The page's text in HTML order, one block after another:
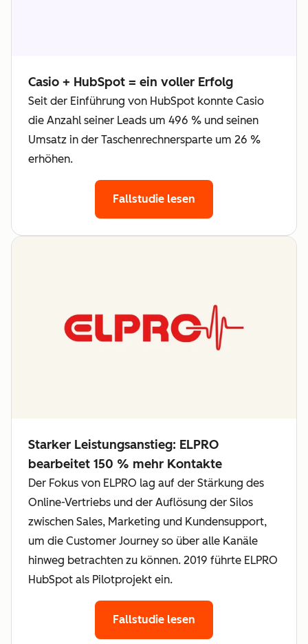
Casio + HubSpot = ein voller Erfolg
Seit der Einführung von HubSpot konnte Casio
die Anzahl seiner Leads um 496 % und seinen
Umsatz in der Taschenrechnersparte um 26 %
erhöhen.
Fallstudie lesen
Starker Leistungsanstieg: ELPRO
bearbeitet 150 % mehr Kontakte
Der Fokus von ELPRO lag auf der Stärkung des
Online-Vertriebs und der Auflösung der Silos
zwischen Sales, Marketing und Kundensupport,
um die Customer Journey so über alle Kanäle
hinweg betrachten zu können. 2019 führte ELPRO
HubSpot als Pilotprojekt ein.
Fallstudie lesen